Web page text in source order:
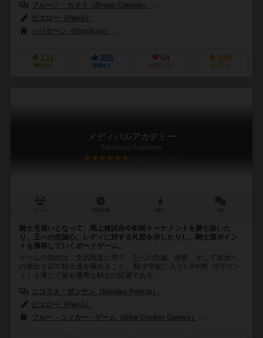
ブルーノ・カタラ（Bruno Cathala）
ピエロー（Pierô）
ハリケーン（Hurrican）
131
興味あり
355
経験あり
54
お気に入り
198
持ってる
メディバルアカデミー
Medieval Academy
6.2
騎士見習いとなって、馬上槍試合や剣術トーナメントを勝ち抜いた
り、王への忠誠心、レディに対する礼節を示したりし、騎士道ポイン
トを獲得していくボードゲーム。
ゲームの目的は、文武両道に秀で、王への忠誠、慈善、そして淑女へ
の奉仕を以て騎士道を極めること。 騎士学校に入り1-6年間（6ラウン
ド）を通じて最も優秀な騎士の証拠である...
ニコラス・ポンサン（Nicolas Poncin）
ピエロー（Pierô）
ブルー・コッカー・ゲーム（Blue Cocker Games）